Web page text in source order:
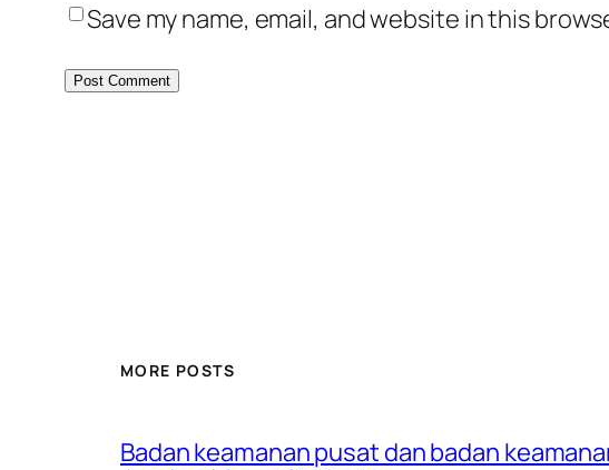
Save my name, email, and website in this
MORE POSTS
Badan keamanan pusat dan badan